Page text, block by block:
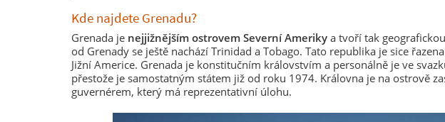
Kde najdete Grenadu?
Grenada je nejjižnějším ostrovem Severní Ameriky a tvoří tak
od Grenady se ještě nachází Trinidad a Tobago. Tato republika je sice
Jižní Americe. Grenada je konstitučním královstvím a personálně je ve
přestože je samostatným státem již od roku 1974. Královna je na ostrově
guvernérem, který má reprezentativní úlohu.